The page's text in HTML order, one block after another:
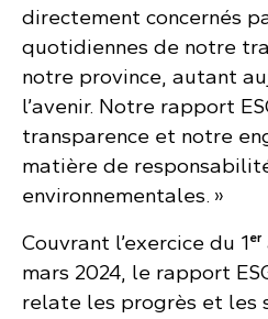
directement concernés
quotidiennes de notre
notre province, autant
l’avenir. Notre rapport
transparence et notre
matière de
environnementales. »
Couvrant l’exercice du 1er
mars 2024, le rapport
relate les progrès et les